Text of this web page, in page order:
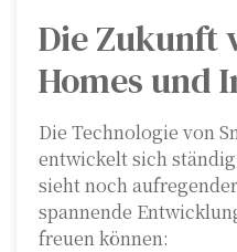
Die Zukunft
Homes und
Die Technologie von
entwickelt sich
sieht noch
spannende
freuen können: